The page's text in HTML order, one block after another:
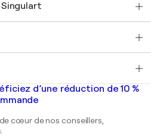
d'art original
d’une réduction de 10 %
cœur de nos conseillers,